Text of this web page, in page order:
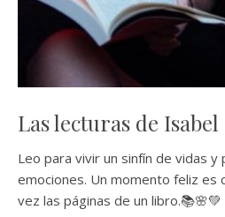
Las lecturas de Isabel
Leo para vivir un sinfín de vidas
emociones. Un momento feliz es
vez las páginas de un